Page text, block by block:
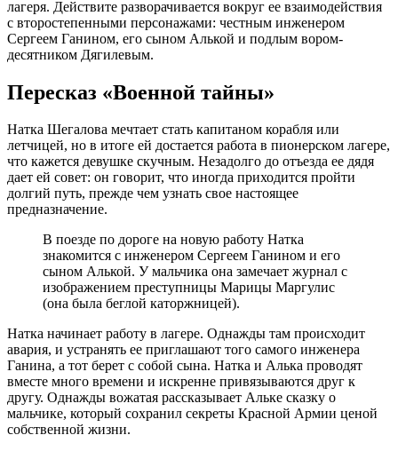
лагеря. Действите разворачивается вокруг ее взаимодействия
с второстепенными персонажами: честным инженером
Сергеем Ганином, его сыном Алькой и подлым вором-
десятником Дягилевым.
Пересказ «Военной тайны»
Натка Шегалова мечтает стать капитаном корабля или
летчицей, но в итоге ей достается работа в пионерском лагере,
что кажется девушке скучным. Незадолго до отъезда ее дядя
дает ей совет: он говорит, что иногда приходится пройти
долгий путь, прежде чем узнать свое настоящее
предназначение.
В поезде по дороге на новую работу Натка
знакомится с инженером Сергеем Ганином и его
сыном Алькой. У мальчика она замечает журнал с
изображением преступницы Марицы Маргулис
(она была беглой каторжницей).
Натка начинает работу в лагере. Однажды там происходит
авария, и устранять ее приглашают того самого инженера
Ганина, а тот берет с собой сына. Натка и Алька проводят
вместе много времени и искренне привязываются друг к
другу. Однажды вожатая рассказывает Альке сказку о
мальчике, который сохранил секреты Красной Армии ценой
собственной жизни.